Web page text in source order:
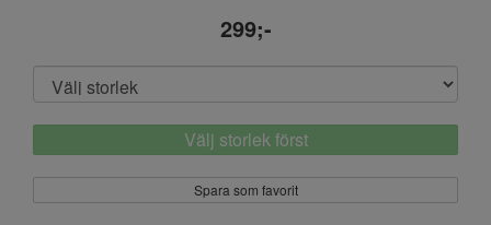
299;-
Välj storlek först
Spara som favorit